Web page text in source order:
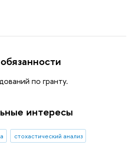
по гранту.
интересы
стохастический анализ